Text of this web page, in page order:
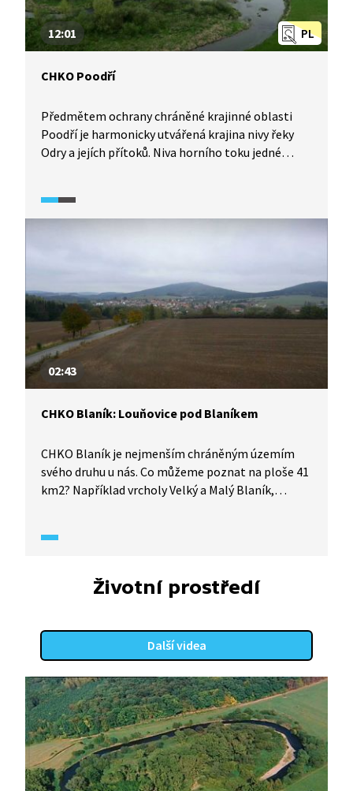
PL
12:01
CHKO Poodří
Předmětem ochrany chráněné krajinné oblasti
Poodří je harmonicky utvářená krajina nivy řeky
Odry a jejích přítoků. Niva horního toku jedné
v zemi.
02:43
CHKO Blaník: Louňovice pod Blaníkem
CHKO Blaník je nejmenším chráněným územím
svého druhu u nás. Co můžeme poznat na ploše 41
km2? Například vrcholy Velký a Malý Blaník,
a zámek v Louňovicích pod Blaníkem.
Životní prostředí
Další videa